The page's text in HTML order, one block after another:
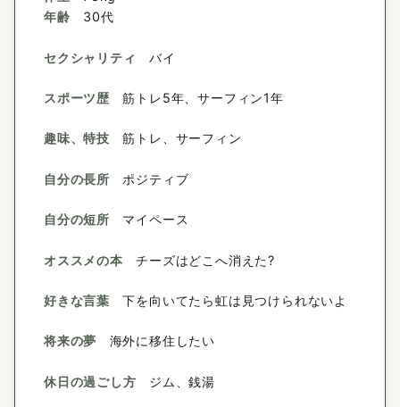
年齢
30代
セクシャリティ バイ
スポーツ歴 筋トレ5年、サーフィン1年
趣味、特技 筋トレ、サーフィン
自分の長所 ポジティブ
自分の短所 マイペース
オススメの本 チーズはどこへ消えた?
好きな言葉 下を向いてたら虹は見つけられないよ
将来の夢 海外に移住したい
休日の過ごし方 ジム、銭湯